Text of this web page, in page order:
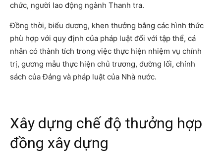
chức, người lao động ngành Thanh tra.
Đồng thời, biểu dương, khen thưởng bằng các hình thức
phù hợp với quy định của pháp luật đối với tập thể, cá
nhân có thành tích trong việc thực hiện nhiệm vụ chính
trị, gương mẫu thực hiện chủ trương, đường lối, chính
sách của Đảng và pháp luật của Nhà nước.
Xây dựng chế độ thưởng hợp
đồng xây dựng